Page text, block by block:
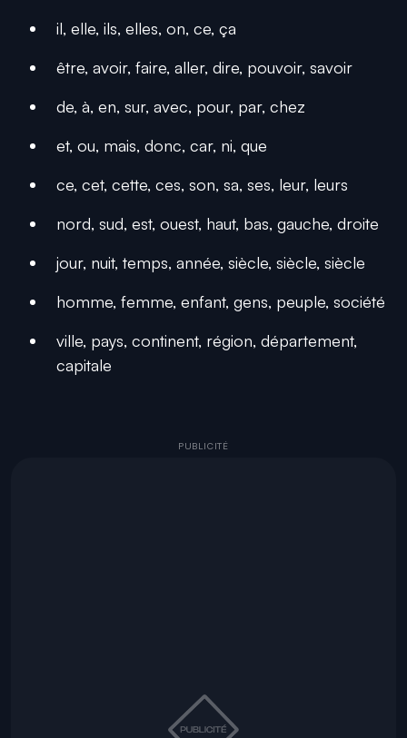
il, elle, ils, elles, on, ce, ça
être, avoir, faire, aller, dire, pouvoir, savoir
de, à, en, sur, avec, pour, par, chez
et, ou, mais, donc, car, ni, que
ce, cet, cette, ces, son, sa, ses, leur, leurs
nord, sud, est, ouest, haut, bas, gauche, droite
jour, nuit, temps, année, siècle, siècle, siècle
homme, femme, enfant, gens, peuple, société
ville, pays, continent, région, département,
capitale